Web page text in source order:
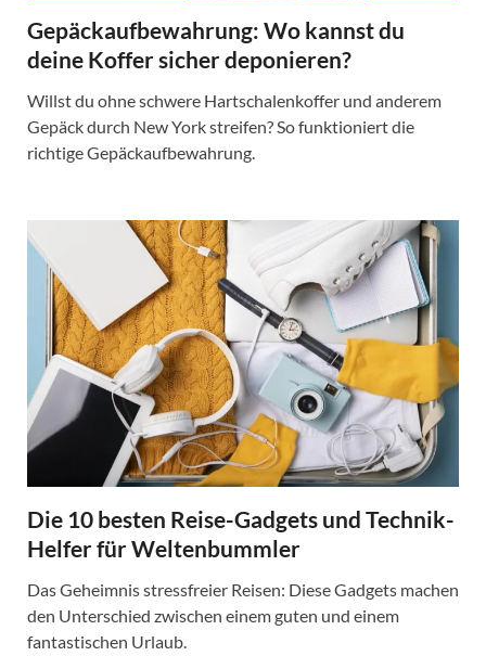
Gepäckaufbewahrung: Wo kannst du
deine Koffer sicher deponieren?
Willst du ohne schwere Hartschalenkoffer und anderem
Gepäck durch New York streifen? So funktioniert die
richtige Gepäckaufbewahrung.
Die 10 besten Reise-Gadgets und Technik-
Helfer für Weltenbummler
Das Geheimnis stressfreier Reisen: Diese Gadgets machen
den Unterschied zwischen einem guten und einem
fantastischen Urlaub.